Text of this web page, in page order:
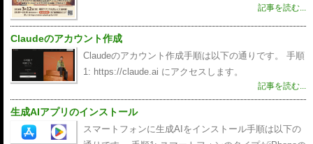
記事を読む...
Claudeのアカウント作成
Claudeのアカウント作成手順は以下の通りです。 手順
1: https://claude.ai にアクセスします。
記事を読む...
生成AIアプリのインストール
スマートフォンに生成AIをインストール手順は以下の